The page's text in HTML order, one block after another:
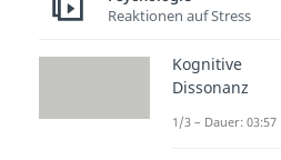
Reaktionen auf Stress
Kognitive
Dissonanz
1/3 – Dauer: 03:57